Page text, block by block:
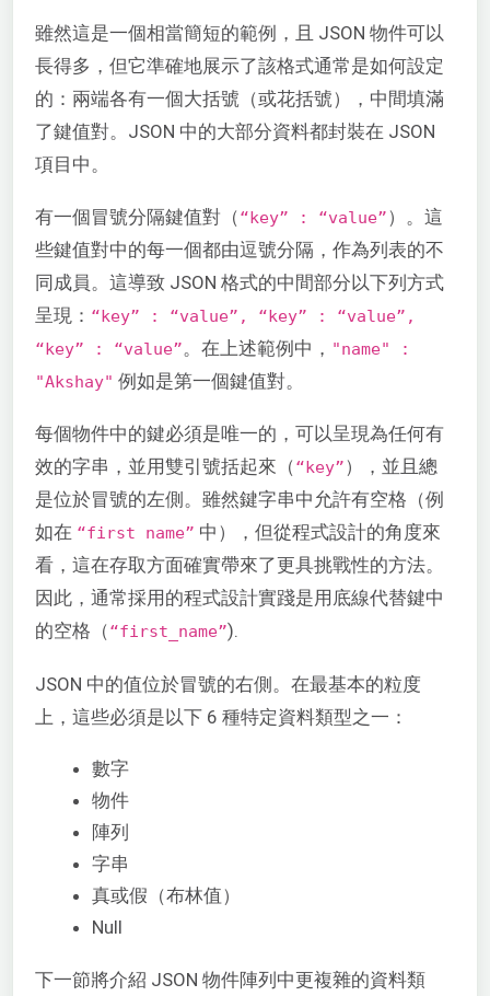
雖然這是一個相當簡短的範例，且 JSON 物件可以
長得多，但它準確地展示了該格式通常是如何設定
的：兩端各有一個大括號（或花括號），中間填滿
了鍵值對。JSON 中的大部分資料都封裝在 JSON
項目中。
有一個冒號分隔鍵值對（“key” : “value”）。這
些鍵值對中的每一個都由逗號分隔，作為列表的不
同成員。這導致 JSON 格式的中間部分以下列方式
呈現： “key” : “value”, “key” : “value”,
“key” : “value”。在上述範例中， "name" :
"Akshay" 例如是第一個鍵值對。
每個物件中的鍵必須是唯一的，可以呈現為任何有
效的字串，並用雙引號括起來（“key”），並且總
是位於冒號的左側。雖然鍵字串中允許有空格（例
如在 “first name” 中），但從程式設計的角度來
看，這在存取方面確實帶來了更具挑戰性的方法。
因此，通常採用的程式設計實踐是用底線代替鍵中
的空格（“first_name”).
JSON 中的值位於冒號的右側。在最基本的粒度
上，這些必須是以下 6 種特定資料類型之一：
數字
物件
陣列
字串
真或假（布林值）
Null
下一節將介紹 JSON 物件陣列中更複雜的資料類